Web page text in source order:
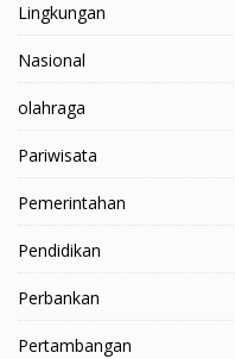
Lingkungan
Nasional
olahraga
Pariwisata
Pemerintahan
Pendidikan
Perbankan
Pertambangan